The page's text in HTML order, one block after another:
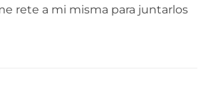
rete a mi misma para juntarlos